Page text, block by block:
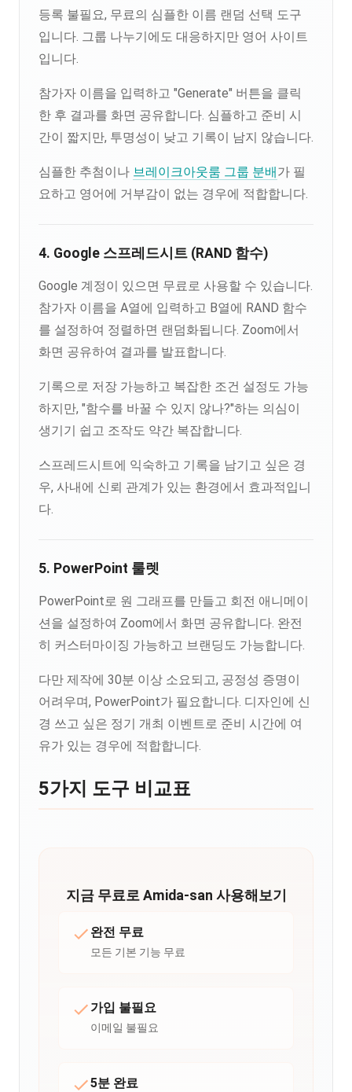
등록 불필요, 무료의 심플한 이름 랜덤 선택 도구
입니다. 그룹 나누기에도 대응하지만 영어 사이트
입니다.
참가자 이름을 입력하고 "Generate" 버튼을 클릭
한 후 결과를 화면 공유합니다. 심플하고 준비 시
간이 짧지만, 투명성이 낮고 기록이 남지 않습니다.
심플한 추첨이나 브레이크아웃룸 그룹 분배가 필
요하고 영어에 거부감이 없는 경우에 적합합니다.
4. Google 스프레드시트 (RAND 함수)
Google 계정이 있으면 무료로 사용할 수 있습니다.
참가자 이름을 A열에 입력하고 B열에 RAND 함수
를 설정하여 정렬하면 랜덤화됩니다. Zoom에서
화면 공유하여 결과를 발표합니다.
기록으로 저장 가능하고 복잡한 조건 설정도 가능
하지만, "함수를 바꿀 수 있지 않나?"하는 의심이
생기기 쉽고 조작도 약간 복잡합니다.
스프레드시트에 익숙하고 기록을 남기고 싶은 경
우, 사내에 신뢰 관계가 있는 환경에서 효과적입니
다.
5. PowerPoint 룰렛
PowerPoint로 원 그래프를 만들고 회전 애니메이
션을 설정하여 Zoom에서 화면 공유합니다. 완전
히 커스터마이징 가능하고 브랜딩도 가능합니다.
다만 제작에 30분 이상 소요되고, 공정성 증명이
어려우며, PowerPoint가 필요합니다. 디자인에 신
경 쓰고 싶은 정기 개최 이벤트로 준비 시간에 여
유가 있는 경우에 적합합니다.
5가지 도구 비교표
지금 무료로 Amida-san 사용해보기
완전 무료
모든 기본 기능 무료
가입 불필요
이메일 불필요
5분 완료